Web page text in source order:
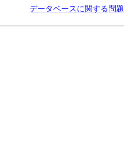
データベースに関する問題